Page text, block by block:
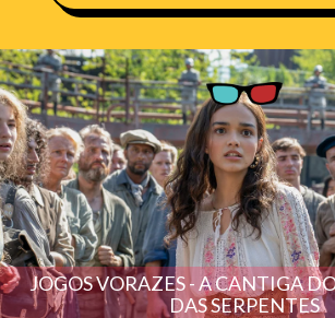
JOGOS VORAZES - A CANTIGA
DAS SERPENTES